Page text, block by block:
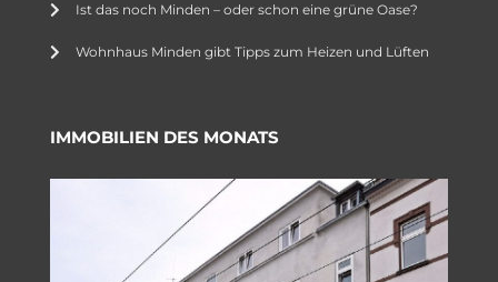
Ist das noch Minden – oder schon eine grüne Oase?
Wohnhaus Minden gibt Tipps zum Heizen und Lüften
IMMOBILIEN DES MONATS